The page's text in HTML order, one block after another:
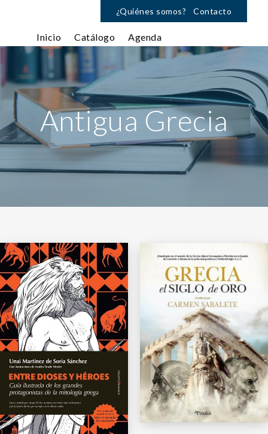
¿Quiénes somos? Contacto
Inicio Catálogo Agenda
Antigua Grecia